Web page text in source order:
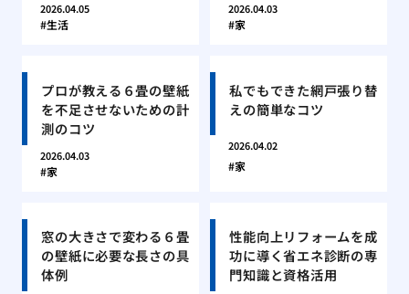
2026.04.05
生活
2026.04.03
家
プロが教える６畳の壁紙
を不足させないための計
測のコツ
2026.04.03
家
私でもできた網戸張り替
えの簡単なコツ
2026.04.02
家
窓の大きさで変わる６畳
の壁紙に必要な長さの具
体例
性能向上リフォームを成
功に導く省エネ診断の専
門知識と資格活用